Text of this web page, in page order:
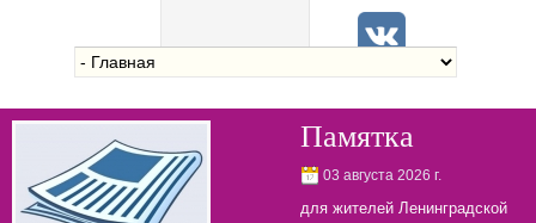
Памятка
03 августа 2026 г.
для жителей Ленинградской